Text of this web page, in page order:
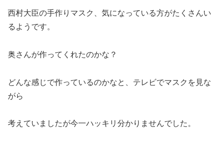
西村大臣の手作りマスク、気になっている方がたくさんい
るようです。
奥さんが作ってくれたのかな？
どんな感じで作っているのかなと、テレビでマスクを見な
がら
考えていましたが今一ハッキリ分かりませんでした。